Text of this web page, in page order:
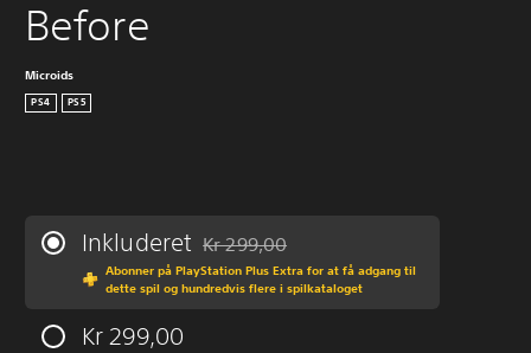
Before
Microids
PS4 PS5
Inkluderet Nedsat fra den normale pris på Kr 299,00
Kr 299,00
Abonner på PlayStation Plus Extra for at få adgang til
dette spil og hundredvis flere i spilkataloget
Kr 299,00